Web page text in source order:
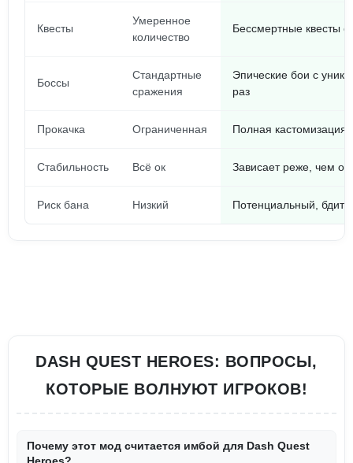
Квесты
Умеренное
количество
Бессмертные квесты
Боссы
Стандартные
сражения
Эпические бои с
раз
Прокачка Ограниченная Полная
Стабильность Всё ок Зависает реже, чем
Риск бана Низкий Потенциальный,
DASH QUEST HEROES: ВОПРОСЫ,
КОТОРЫЕ ВОЛНУЮТ ИГРОКОВ!
Почему этот мод считается имбой для Dash Quest